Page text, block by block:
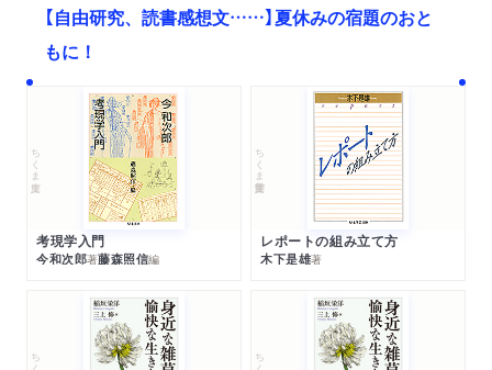
【自由研究、読書感想文……】夏休みの宿題のおと
もに！
ちくま文庫
考現学入門
今和次郎著藤森照信編
ちくま学芸文庫
レポートの組み立て方
木下是雄著
ちくま文庫 ちくま文庫